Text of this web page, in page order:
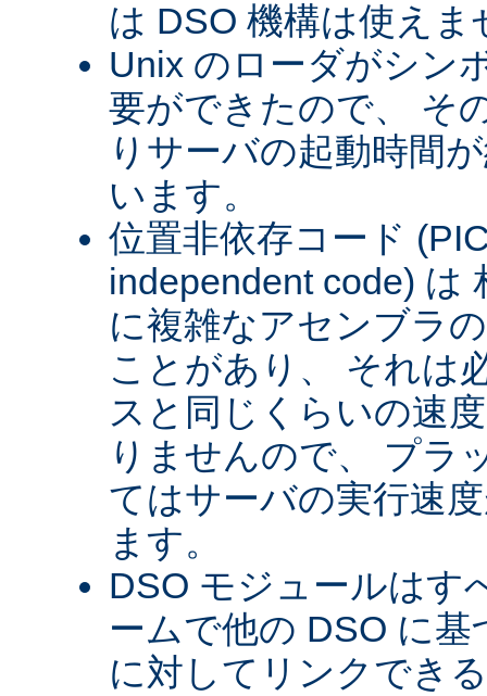
は DSO 機構は使えま
Unix のローダがシン
要ができたので、 そ
りサーバの起動時間
います。
位置非依存コード
independent code) は
に複雑なアセンブラ
ことがあり、 それは
スと同じくらいの速
りませんので、 プラ
てはサーバの実行速
ます。
DSO モジュールはす
ームで他の DSO に
に対してリンクでき